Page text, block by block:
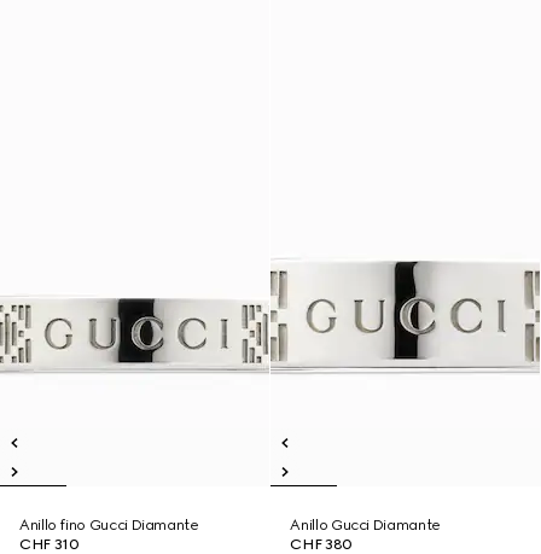
Anillo fino Gucci Diamante
CHF 310
Anillo Gucci Diamante
CHF 380